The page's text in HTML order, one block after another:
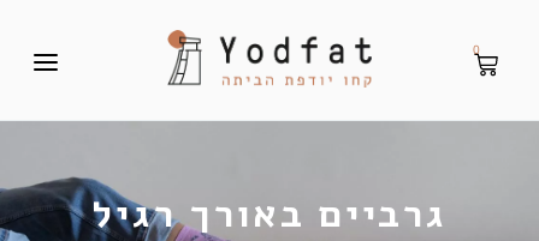
0
גרביים באורך רגיל